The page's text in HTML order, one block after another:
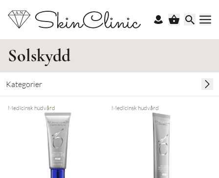
Solskydd
Kategorier
Medicinsk hudvård Medicinsk hudvård